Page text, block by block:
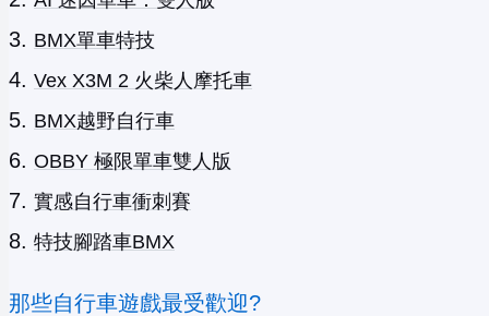
BMX單車特技
Vex X3M 2 火柴人摩托車
BMX越野自行車
OBBY 極限單車雙人版
實感自行車衝刺賽
特技腳踏車BMX
那些自行車遊戲最受歡迎?